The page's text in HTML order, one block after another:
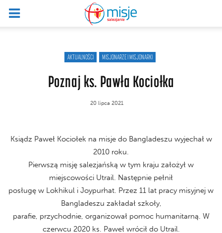
AKTUALNOŚCI MISJONARZE I MISJONARKI
Poznaj ks. Pawła Kociołka
20 lipca 2021
Ksiądz Paweł Kociołek na misje do Bangladeszu wyjechał w
2010 roku.
Pierwszą misję salezjańską w tym kraju założył w
miejscowości Utrail. Następnie pełnił
posługę w Lokhikul i Joypurhat. Przez 11 lat pracy misyjnej w
Bangladeszu zakładał szkoły,
parafie, przychodnie, organizował pomoc humanitarną. W
czerwcu 2020 ks. Paweł wrócił do Utrail.